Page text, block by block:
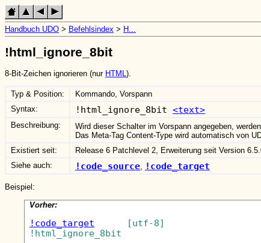
Handbuch UDO > Befehlsindex > H...
!html_ignore_8bit
8-Bit-Zeichen ignorieren (nur HTML ).
Typ & Position:
Kommando, Vorspann
Syntax:
!html_ignore_8bit <text>
Beschreibung: Wird dieser Schalter im Vorspann angegeben,
Das Meta-Tag Content-Type wird automatisch von
Existiert seit:
Release 6 Patchlevel 2, Erweiterung seit Version
Siehe auch:
!code_source !code_target
Beispiel:
Vorher:
!code_target
      [utf-8]